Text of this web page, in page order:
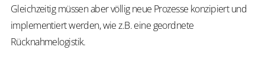
Gleichzeitig müssen aber völlig neue Prozesse konzipiert und
implementiert werden, wie z.B. eine geordnete
Rücknahmelogistik.